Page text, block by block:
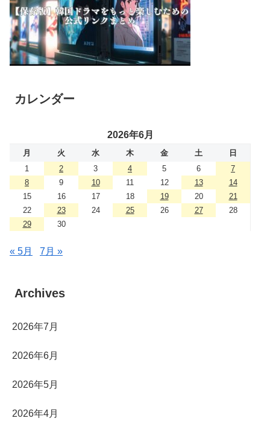
カレンダー
2026年6月
月 火 水 木 金 土
日
1
2 3 4 5 6
7
8
9 10 11 12 13
14
15
16 17 18 19 20
21
22
23 24 25 26 27
28
29
30
« 5月 7月 »
Archives
2026年7月
2026年6月
2026年5月
2026年4月